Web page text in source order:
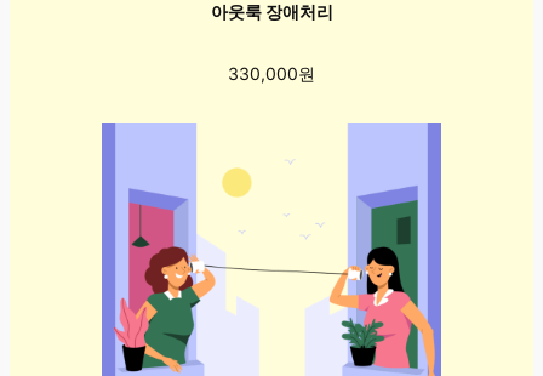
아웃룩 장애처리
330,000원